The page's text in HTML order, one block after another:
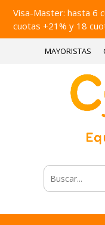
Visa-Master: hasta 6
cuotas +21% y 18
MAYORISTAS